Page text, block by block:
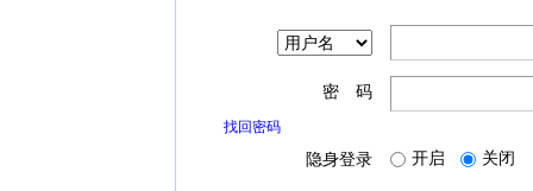
密 码
找回密码
隐身登录 开启 关闭